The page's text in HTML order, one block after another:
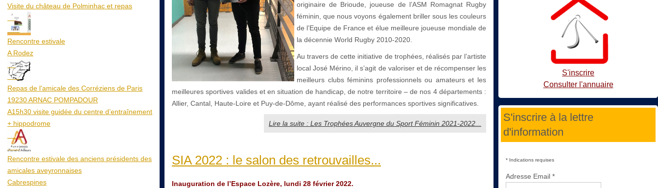
Visite du château de Polminhac et repas
12
Aoû
Rencontre estivale
A Rodez
23
Aoû
Repas de l'amicale des Corréziens de Paris
19230 ARNAC POMPADOUR
A15h30 visite guidée du centre d’entraînement
+ hippodrome
25
Aoû
Rencontre estivale des anciens présidents des
amicales aveyronnaises
Cabrespines
originaire de Brioude, joueuse de l’ASM Romagnat Rugby
féminin, que nous voyons également briller sous les couleurs
de l’Equipe de France et élue meilleure joueuse mondiale de
la décennie World Rugby 2010-2020.
Au travers de cette initiative de trophées, réalisés par l’artiste
local José Mérino, il s’agit de valoriser et de récompenser les
meilleurs clubs féminins professionnels ou amateurs et les
meilleures sportives valides et en situation de handicap, de notre territoire – de nos 4 départements :
Allier, Cantal, Haute-Loire et Puy-de-Dôme, ayant réalisé des performances sportives significatives.
Lire la suite : Les Trophées Auvergne du Sport Féminin 2021-2022...
SIA 2022 : le salon des retrouvailles...
Inauguration de l’Espace Lozère, lundi 28 février 2022.
S'inscrire
Consulter l'annuaire
S'inscrire à la lettre
d'information
* Indications requises
Adresse Email *